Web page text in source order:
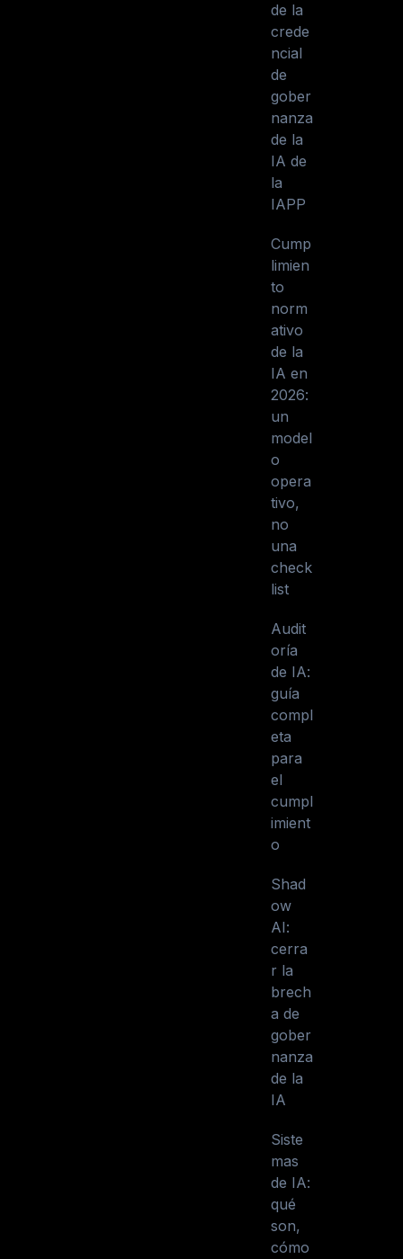
de la
crede
ncial
de
gober
nanza
de la
IA de
la
IAPP
Cump
limien
to
norm
ativo
de la
IA en
2026:
un
model
o
opera
tivo,
no
una
check
list
Audit
oría
de IA:
guía
compl
eta
para
el
cumpl
imient
o
Shad
ow
AI:
cerra
r la
brech
a de
gober
nanza
de la
IA
Siste
mas
de IA:
qué
son,
cómo